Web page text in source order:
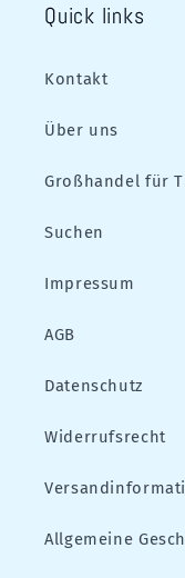
Quick links
Kontakt
Über uns
Großhandel für
Suchen
Impressum
AGB
Datenschutz
Widerrufsrecht
Allgemeine